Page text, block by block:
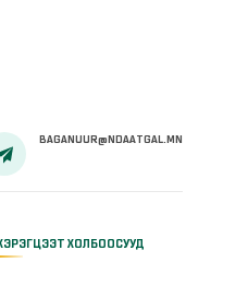
BAGANUUR@NDAATGAL.MN
ХОЛБООСУУД